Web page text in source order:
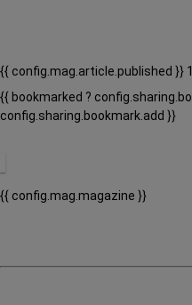
{{ config.mag.article.published }}
{{ bookmarked ?
config.sharing.bookmark.add }}
{{ config.mag.magazine }}